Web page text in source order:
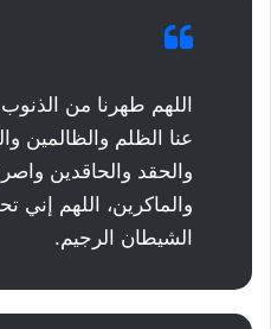
اللهم طهرنا من
عنا الظلم والظالمين
والحقد والحاقدين
والماكرين، اللهم
الشيطان الرجيم.